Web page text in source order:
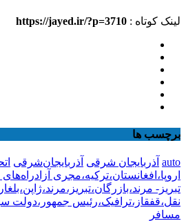
لینک کوتاه : https://jayed.ir/?p=3710
برچسب ها
auto آذربایجان شرقی آذربایجان‌شرقی
اروپا،افغانستان،ترکیه،مجری
تبریز-
نقل،قفقاز،ترافیک،رئیس جمهور،دولت
مسافر